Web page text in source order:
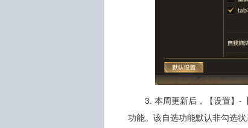
3. 本周更新后，【设置】-
功能。该自选功能默认非勾选